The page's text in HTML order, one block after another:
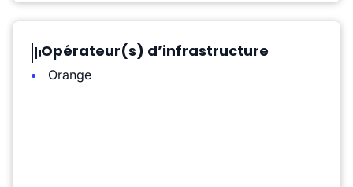
Opérateur(s) d’infrastructure
Orange